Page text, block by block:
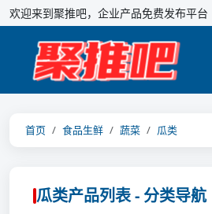
欢迎来到聚推吧，企业产品免费发布平台
首页 食品生鲜 蔬菜 瓜类
瓜类产品列表 - 分类导航